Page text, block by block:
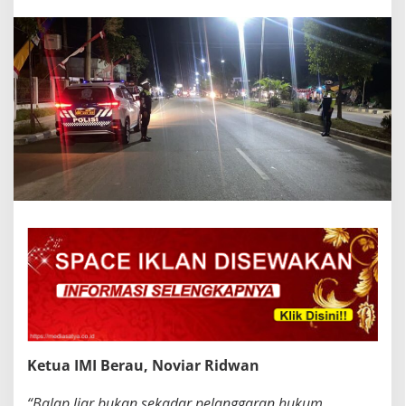
Ketua IMI Berau, Noviar Ridwan